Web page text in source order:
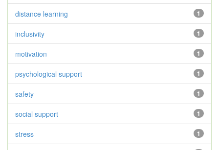
1
distance learning
1
inclusivity
1
motivation
1
psychological support
1
safety
1
social support
1
stress